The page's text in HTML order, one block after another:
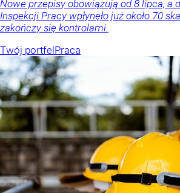
Nowe przepisy obowiązują od 8 lipca, a
Inspekcji Pracy wpłynęło już około 70
zakończy się kontrolami.
Twój portfelPraca